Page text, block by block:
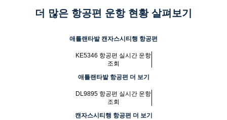
더 많은 항공편 운항 현황 살펴보기
애틀랜타발 캔자스시티행 항공편
KE5346 항공편 실시간 운항
조회
애틀랜타발 항공편 더 보기
DL9895 항공편 실시간 운항
조회
캔자스시티행 항공편 더 보기